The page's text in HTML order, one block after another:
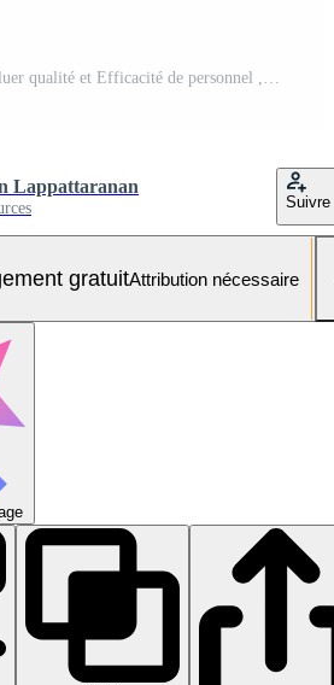
concept de audit et évaluer qualité et Efficacité de personnel ,entreprise document évaluation processus ,inspection de affaires la finance impôt les documents ,données une analyse rapports croissance résultats Photo Gratuite
Lappattaranan
Suivre
gratuitAttribution nécessaire